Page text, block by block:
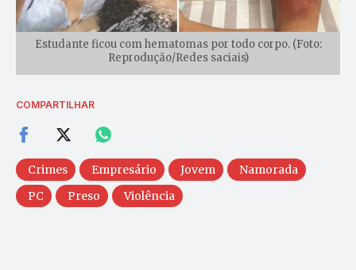
Estudante ficou com hematomas por todo corpo. (Foto:
Reprodução/Redes saciais)
COMPARTILHAR
Crimes Empresário Jovem
Namorada
PC
Preso Violência